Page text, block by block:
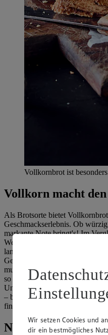
Vollkornbrot ist
Vollkorn macht
Als Brotsorte bietet
Geschmackserlebnis. Ob
markante Note bringt's! Im
Weißmehl sorgt der hohe Anteil
langanhaltende Sättigung. Die
Getreidekorn, aus dem das
muss. Dann erst darf sich ein
so nennen. Für Weißmehl wird
Und hier noch ein
Tipp:
– bei Raumtemperatur in der
finden Sie in unserer
Neuigkeiten aus
Wir setzen Cookies und
dir ein bestmögliches